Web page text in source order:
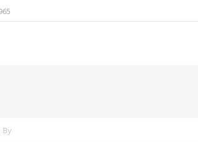
By